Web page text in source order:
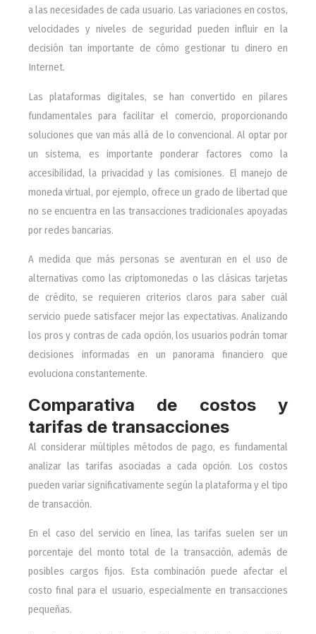
a las necesidades de cada usuario. Las variaciones en costos,
velocidades y niveles de seguridad pueden influir en la
decisión tan importante de cómo gestionar tu dinero en
Internet.
Las plataformas digitales, se han convertido en pilares
fundamentales para facilitar el comercio, proporcionando
soluciones que van más allá de lo convencional. Al optar por
un sistema, es importante ponderar factores como la
accesibilidad, la privacidad y las comisiones. El manejo de
moneda virtual, por ejemplo, ofrece un grado de libertad que
no se encuentra en las transacciones tradicionales apoyadas
por redes bancarias.
A medida que más personas se aventuran en el uso de
alternativas como las criptomonedas o las clásicas tarjetas
de crédito, se requieren criterios claros para saber cuál
servicio puede satisfacer mejor las expectativas. Analizando
los pros y contras de cada opción, los usuarios podrán tomar
decisiones informadas en un panorama financiero que
evoluciona constantemente.
Comparativa de costos y
tarifas de transacciones
Al considerar múltiples métodos de pago, es fundamental
analizar las tarifas asociadas a cada opción. Los costos
pueden variar significativamente según la plataforma y el tipo
de transacción.
En el caso del servicio en línea, las tarifas suelen ser un
porcentaje del monto total de la transacción, además de
posibles cargos fijos. Esta combinación puede afectar el
costo final para el usuario, especialmente en transacciones
pequeñas.